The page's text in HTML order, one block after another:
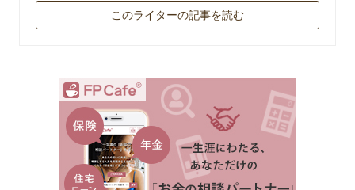
このライターの記事を読む